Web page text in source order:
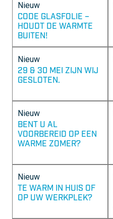
Nieuw
CODE GLASFOLIE –
HOUDT DE WARMTE
BUITEN!
Nieuw
29 & 30 MEI ZIJN WIJ
GESLOTEN.
Nieuw
BENT U AL
VOORBEREID OP EEN
WARME ZOMER?
Nieuw
TE WARM IN HUIS OF
OP UW WERKPLEK?